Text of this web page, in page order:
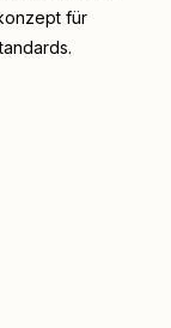
für